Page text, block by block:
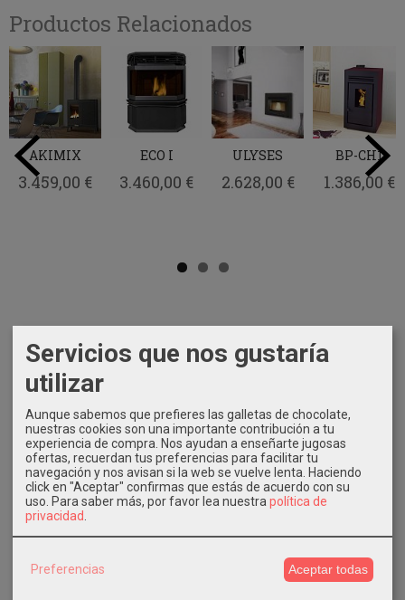
Costes de Envío
GRATIS *
Tu Carrito (0)
Productos Relacionados
AKIMIX
3.459,00 €
ECO I
3.460,00 €
ULYSES
2.628,00 €
BP-CH1
1.386,00 €
Servicios que nos gustaría
utilizar
Aunque sabemos que prefieres las galletas de chocolate,
nuestras cookies son una importante contribución a tu
experiencia de compra. Nos ayudan a enseñarte jugosas
ofertas, recuerdan tus preferencias para facilitar tu
navegación y nos avisan si la web se vuelve lenta. Haciendo
click en "Aceptar" confirmas que estás de acuerdo con su
uso. Para saber más, por favor lea nuestra política de
privacidad
Preferencias Aceptar todas